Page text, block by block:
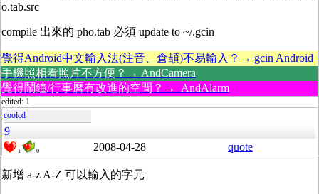
o.tab.src
compile 出來的 pho.tab 必須 update to ~/.gcin
覺得Android中文輸入法(注音、倉頡)不易輸入？→ gcin Android
手機照相看照片不方便？→ AndCamera
覺得鬧鐘/行事曆有改進的空間？→ AndAlarm
edited: 1
coolcd
9
1 0 2008-04-28 quote
新增 a-z A-Z 可以輸入的字元